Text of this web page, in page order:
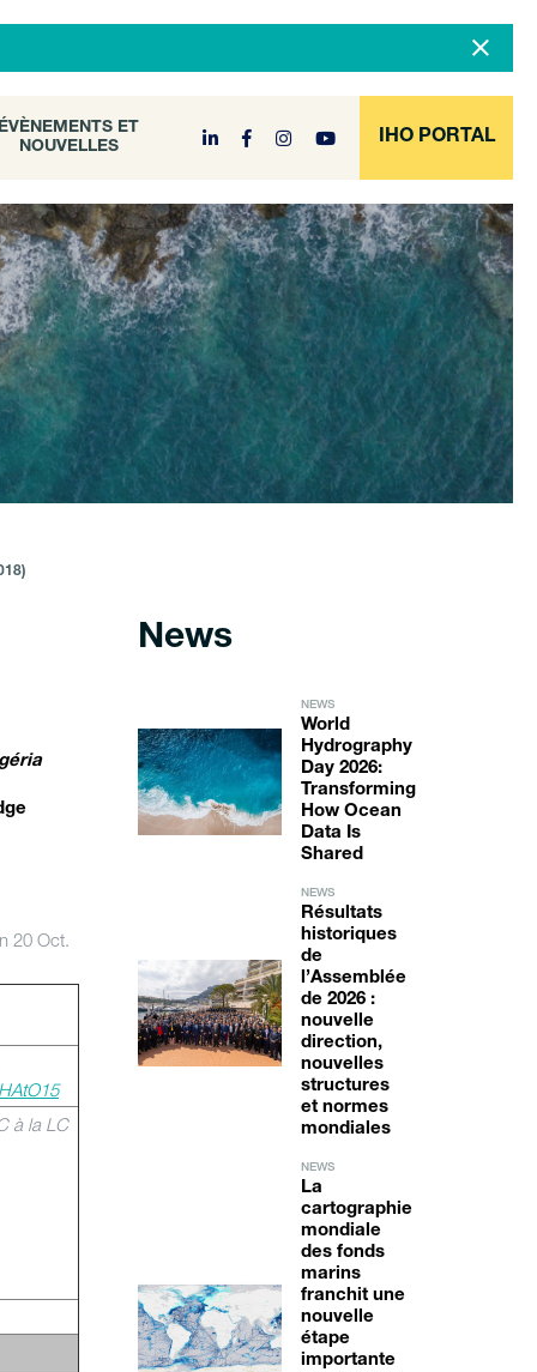
ÉVÈNEMENTS ET
NOUVELLES
IHO PORTAL
DOCUMENT
ARCHIVE
20 Oct.
à la LC
News
NEWS
World
Hydrography
Day 2026:
Transforming
How Ocean
Data Is
Shared
NEWS
Résultats
historiques
de
l’Assemblée
de 2026 :
nouvelle
direction,
nouvelles
structures
et normes
mondiales
NEWS
La
cartographie
mondiale
des fonds
marins
franchit une
nouvelle
étape
importante